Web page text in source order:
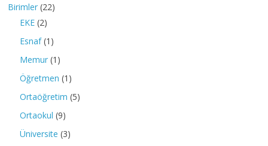
Birimler (22)
EKE (2)
Esnaf(1)
Memur (1)
Öğretmen (1)
Ortaöğretim (5)
Ortaokul (9)
Üniversite (3)